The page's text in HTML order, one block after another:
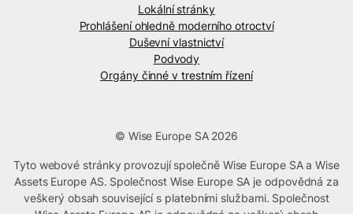
Lokální stránky
Prohlášení ohledně moderního otroctví
Duševní vlastnictví
Podvody
Orgány činné v trestním řízení
© Wise Europe SA 2026
Tyto webové stránky provozují společně Wise Europe SA a Wise
Assets Europe AS. Společnost Wise Europe SA je odpovědná za
veškerý obsah související s platebními službami. Společnost